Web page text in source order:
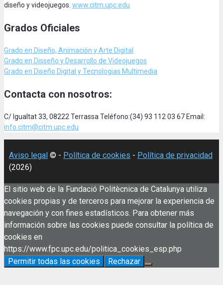
diseño y videojuegos. www.citm.upc.edu
Grados Oficiales
Grado en Diseño, Animación y Arte Digital
Grado en Disseño y Desarrollo de Videojuegos
Grado en Diseño Digital y Tecnologias Multimedia
Contacta con nosotros:
C/ Igualtat 33, 08222 Terrassa Teléfono:(34) 93 112 03 67 Email:
info.citm@citm.upc.edu
Aviso legal © - Política de cookies - Política de privacidad
(2026)
El sitio web de la Fundació Politècnica de Catalunya utiliza
cookies propias y de terceros para mejorar la experiencia de
navegación y con fines estadísticos. Para obtener más
información sobre las cookies puede consultar la política de
cookies en
https://www.fpc.upc.edu/politica_cookies_esp.php
Permitir todas las cookies
Rechazar